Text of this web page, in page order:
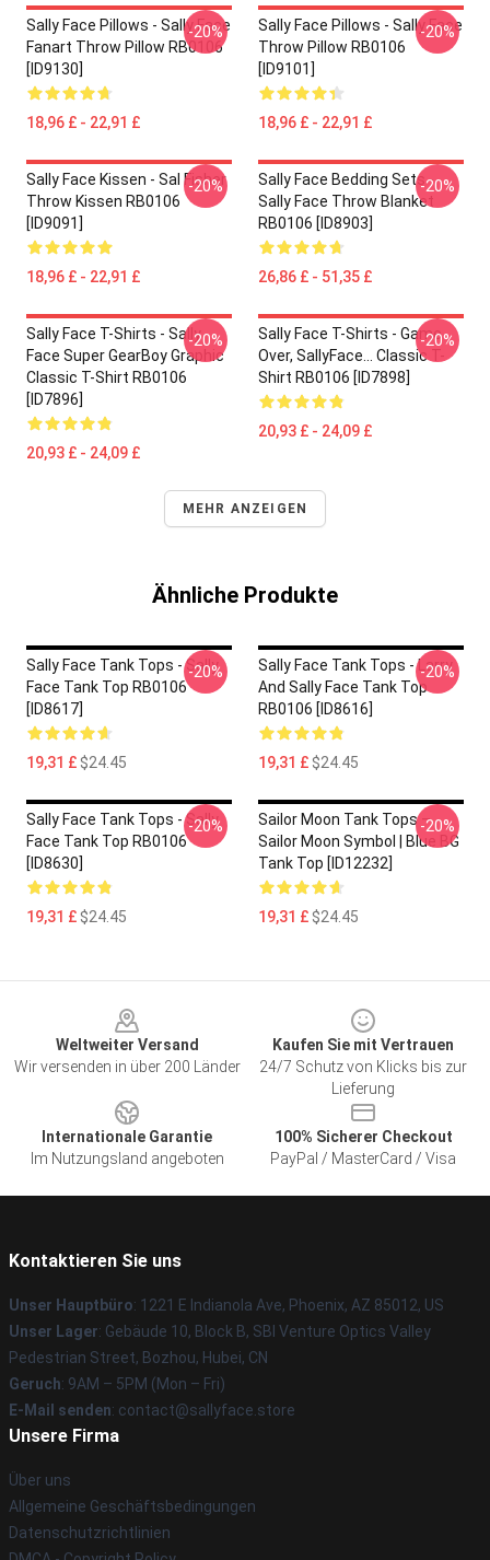
Sally Face Pillows - Sally Face
Fanart Throw Pillow RB0106
[ID9130]
18,96 £ - 22,91 £
-20%
Sally Face Pillows - Sally Face
Throw Pillow RB0106
[ID9101]
18,96 £ - 22,91 £
-20%
Sally Face Kissen - Sal Fisher
Throw Kissen RB0106
[ID9091]
18,96 £ - 22,91 £
-20%
Sally Face Bedding Sets -
Sally Face Throw Blanket
RB0106 [ID8903]
26,86 £ - 51,35 £
-20%
Sally Face T-Shirts - Sally
Face Super GearBoy Graphic
Classic T-Shirt RB0106
[ID7896]
20,93 £ - 24,09 £
-20%
Sally Face T-Shirts - Game
Over, SallyFace... Classic T-
Shirt RB0106 [ID7898]
20,93 £ - 24,09 £
-20%
MEHR ANZEIGEN
Ähnliche Produkte
Sally Face Tank Tops - Sally
Face Tank Top RB0106
[ID8617]
19,31 £$24.45
-20%
Sally Face Tank Tops - Larry
And Sally Face Tank Top
RB0106 [ID8616]
19,31 £$24.45
-20%
Sally Face Tank Tops - Sally
Face Tank Top RB0106
[ID8630]
19,31 £$24.45
-20%
Sailor Moon Tank Tops –
Sailor Moon Symbol | Blue BG
Tank Top [ID12232]
19,31 £$24.45
-20%
Weltweiter Versand
Wir versenden in über 200 Länder
Kaufen Sie mit Vertrauen
24/7 Schutz von Klicks bis zur
Lieferung
Internationale Garantie
Im Nutzungsland angeboten
100% Sicherer Checkout
PayPal / MasterCard / Visa
Kontaktieren Sie uns
Unser Hauptbüro: 1221 E Indianola Ave, Phoenix, AZ 85012, US
Unser Lager: Gebäude 10, Block B, SBI Venture Optics Valley
Pedestrian Street, Bozhou, Hubei, CN
Geruch: 9AM – 5PM (Mon – Fri)
E-Mail senden: contact@sallyface.store
Unsere Firma
Über uns
Allgemeine Geschäftsbedingungen
Datenschutzrichtlinien